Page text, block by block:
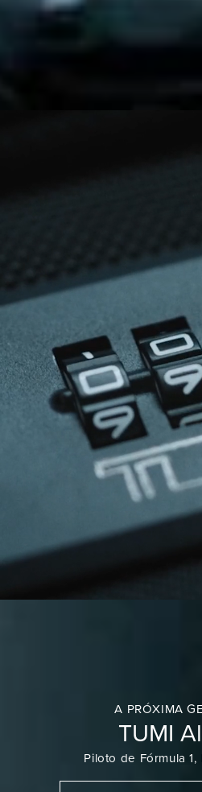
A PRÓXIMA
TUMI
Piloto de Fórmula